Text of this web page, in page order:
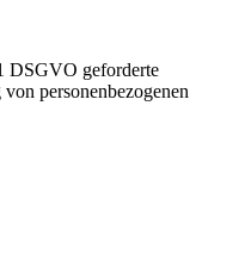
DSGVO geforderte
personenbezogenen